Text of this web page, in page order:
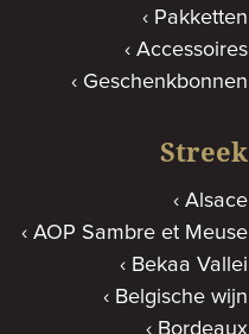
Pakketten
Accessoires
Geschenkbonnen
Streek
Alsace
AOP Sambre et Meuse
Bekaa Vallei
Belgische wijn
Bordeaux